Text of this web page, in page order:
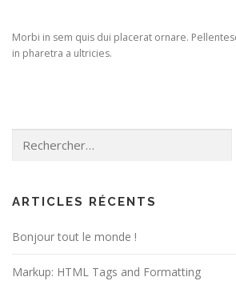
Morbi in sem quis dui placerat ornare.
in pharetra a ultricies.
ARTICLES RÉCENTS
Bonjour tout le monde !
Markup: HTML Tags and Formatting